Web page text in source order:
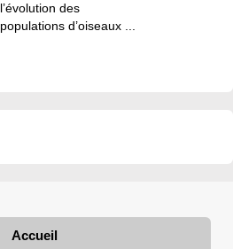
l’évolution des
populations d’oiseaux ...
Accueil